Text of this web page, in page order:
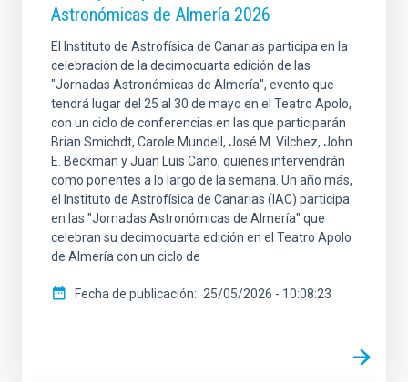
Astronómicas de Almería 2026
El Instituto de Astrofísica de Canarias participa en la
celebración de la decimocuarta edición de las
"Jornadas Astronómicas de Almería", evento que
tendrá lugar del 25 al 30 de mayo en el Teatro Apolo,
con un ciclo de conferencias en las que participarán
Brian Smichdt, Carole Mundell, José M. Vilchez, John
E. Beckman y Juan Luis Cano, quienes intervendrán
como ponentes a lo largo de la semana. Un año más,
el Instituto de Astrofísica de Canarias (IAC) participa
en las "Jornadas Astronómicas de Almería" que
celebran su decimocuarta edición en el Teatro Apolo
de Almería con un ciclo de
Fecha de publicación 25/05/2026 - 10:08:23